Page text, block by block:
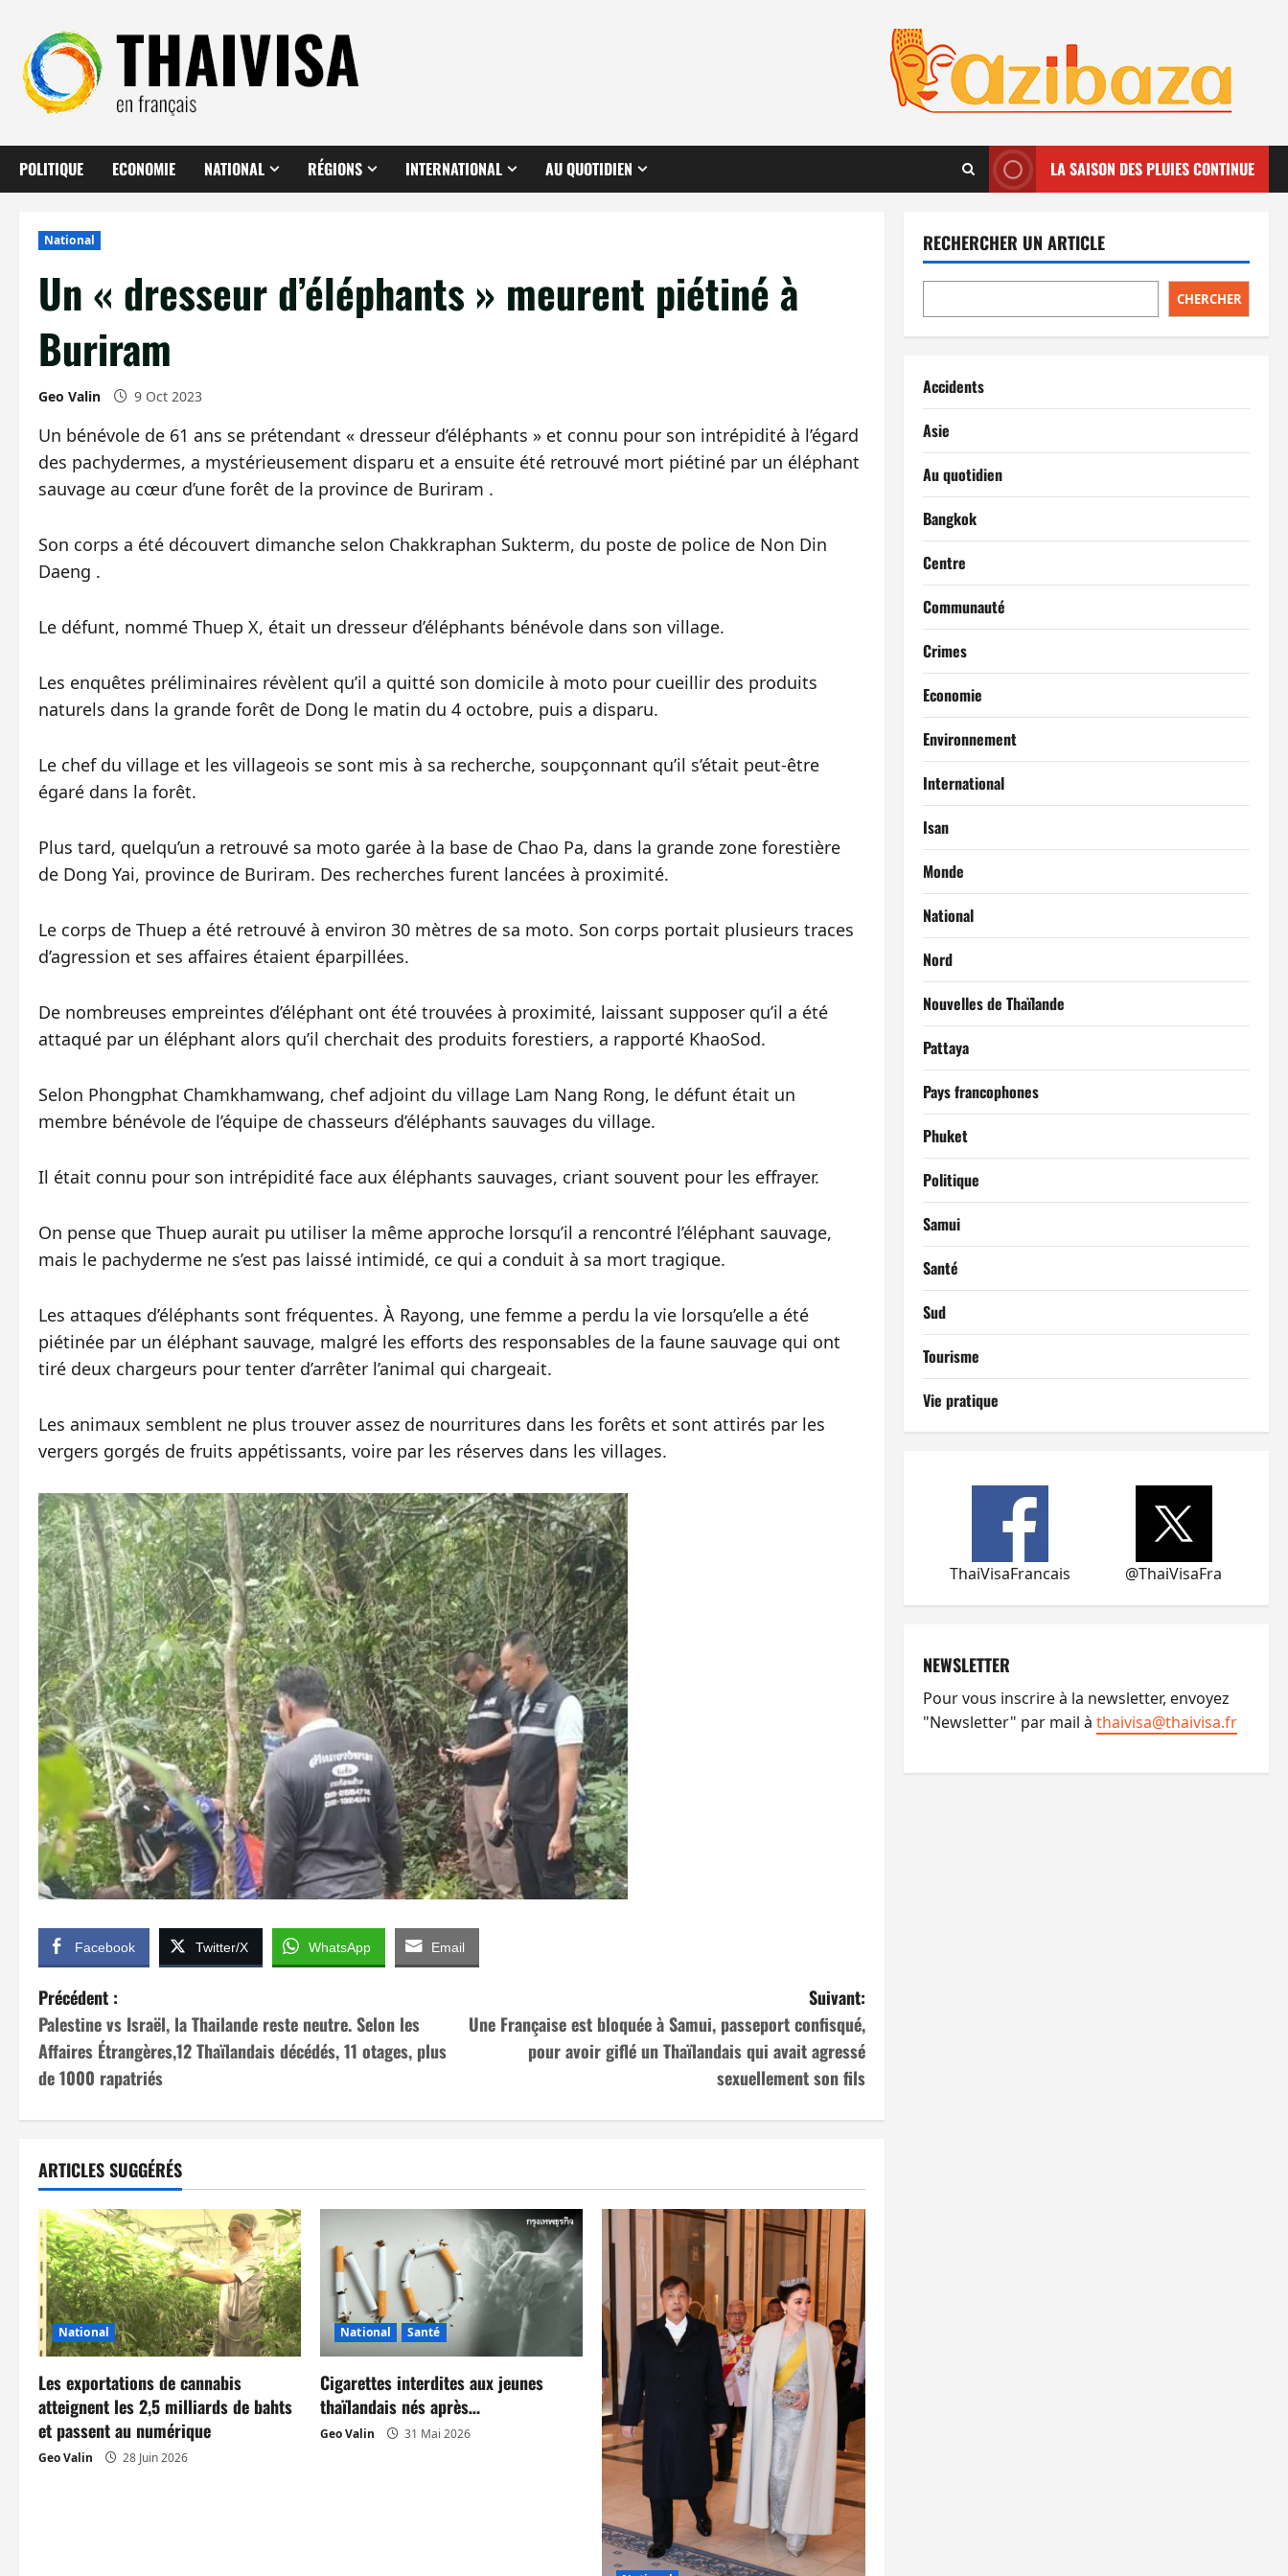
contenu
POLITIQUE ECONOMIE NATIONAL RÉGIONS INTERNATIONAL AU QUOTIDIEN LA SAISON DES PLUIES CONTINUE
National
Un « dresseur d’éléphants » meurent piétiné à
Buriram
Geo Valin 9 Oct 2023
Un bénévole de 61 ans se prétendant « dresseur d’éléphants » et connu pour son intrépidité à l’égard
des pachydermes, a mystérieusement disparu et a ensuite été retrouvé mort piétiné par un éléphant
sauvage au cœur d’une forêt de la province de Buriram .
Son corps a été découvert dimanche selon Chakkraphan Sukterm, du poste de police de Non Din
Daeng .
Le défunt, nommé Thuep X, était un dresseur d’éléphants bénévole dans son village.
Les enquêtes préliminaires révèlent qu’il a quitté son domicile à moto pour cueillir des produits
naturels dans la grande forêt de Dong le matin du 4 octobre, puis a disparu.
Le chef du village et les villageois se sont mis à sa recherche, soupçonnant qu’il s’était peut-être
égaré dans la forêt.
Plus tard, quelqu’un a retrouvé sa moto garée à la base de Chao Pa, dans la grande zone forestière
de Dong Yai, province de Buriram. Des recherches furent lancées à proximité.
Le corps de Thuep a été retrouvé à environ 30 mètres de sa moto. Son corps portait plusieurs traces
d’agression et ses affaires étaient éparpillées.
De nombreuses empreintes d’éléphant ont été trouvées à proximité, laissant supposer qu’il a été
attaqué par un éléphant alors qu’il cherchait des produits forestiers, a rapporté KhaoSod.
Selon Phongphat Chamkhamwang, chef adjoint du village Lam Nang Rong, le défunt était un
membre bénévole de l’équipe de chasseurs d’éléphants sauvages du village.
Il était connu pour son intrépidité face aux éléphants sauvages, criant souvent pour les effrayer.
On pense que Thuep aurait pu utiliser la même approche lorsqu’il a rencontré l’éléphant sauvage,
mais le pachyderme ne s’est pas laissé intimidé, ce qui a conduit à sa mort tragique.
Les attaques d’éléphants sont fréquentes. À Rayong, une femme a perdu la vie lorsqu’elle a été
piétinée par un éléphant sauvage, malgré les efforts des responsables de la faune sauvage qui ont
tiré deux chargeurs pour tenter d’arrêter l’animal qui chargeait.
Les animaux semblent ne plus trouver assez de nourritures dans les forêts et sont attirés par les
vergers gorgés de fruits appétissants, voire par les réserves dans les villages.
Facebook Twitter/X WhatsApp Email
N
a
v
i
g
a
t
i
o
n
d
’
Précédent :
Palestine vs Israël, la Thailande reste neutre. Selon les
Affaires Étrangères,12 Thaïlandais décédés, 11 otages, plus
de 1000 rapatriés
Suivant:
Une Française est bloquée à Samui, passeport confisqué,
pour avoir giflé un Thaïlandais qui avait agressé
sexuellement son fils
ARTICLES SUGGÉRÉS
National
Les exportations de cannabis
atteignent les 2,5 milliards de bahts
et passent au numérique
Geo Valin 28 Juin 2026
National Santé
Cigarettes interdites aux jeunes
thaïlandais nés après…
Geo Valin 31 Mai 2026
RECHERCHER UN ARTICLE
CHERCHER
Accidents
Asie
Au quotidien
Bangkok
Centre
Communauté
Crimes
Economie
Environnement
International
Isan
Monde
National
Nord
Nouvelles de Thaïlande
Pattaya
Pays francophones
Phuket
Politique
Samui
Santé
Sud
Tourisme
Vie pratique
ThaiVisaFrancais @ThaiVisaFra
NEWSLETTER
Pour vous inscrire à la newsletter, envoyez
"Newsletter" par mail à thaivisa@thaivisa.fr